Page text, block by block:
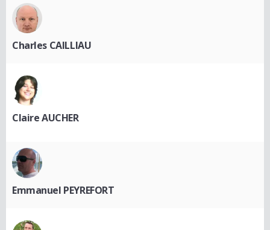
Charles CAILLIAU
Claire AUCHER
Emmanuel PEYREFORT